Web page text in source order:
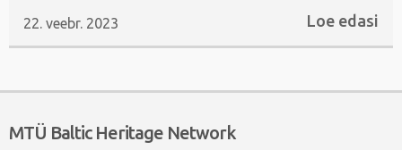
Loe edasi
22. veebr. 2023
MTÜ Baltic Heritage Network